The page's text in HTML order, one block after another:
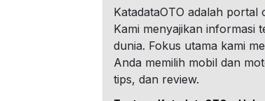
KatadataOTO adalah
Kami menyajikan informasi
dunia. Fokus utama kami
Anda memilih mobil dan
tips, dan review.